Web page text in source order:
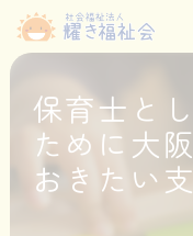
保育士と
ために大
おきたい